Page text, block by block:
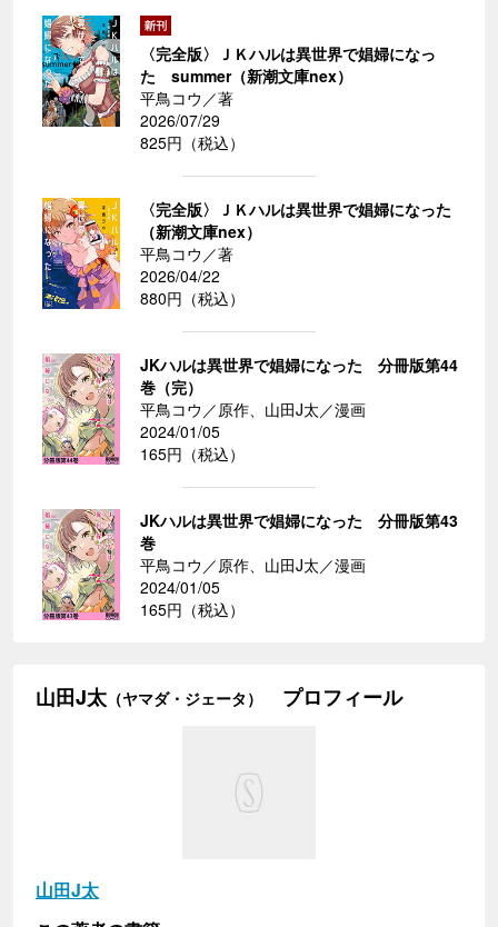
〈完全版〉ＪＫハルは異世界で娼婦になっ
た summer（新潮文庫nex）
平鳥コウ／著
2026/07/29
825円（税込）
〈完全版〉ＪＫハルは異世界で娼婦になった
（新潮文庫nex）
平鳥コウ／著
2026/04/22
880円（税込）
JKハルは異世界で娼婦になった 分冊版第44
巻（完）
平鳥コウ／原作、山田J太／漫画
2024/01/05
165円（税込）
JKハルは異世界で娼婦になった 分冊版第43
巻
平鳥コウ／原作、山田J太／漫画
2024/01/05
165円（税込）
山田J太 （ヤマダ・ジェータ） プロフィール
山田J太